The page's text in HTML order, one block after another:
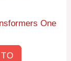
One